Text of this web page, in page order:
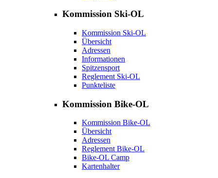
Kommission Ski-OL
Kommission Ski-OL
Übersicht
Adressen
Informationen
Spitzensport
Reglement Ski-OL
Punkteliste
Kommission Bike-OL
Kommission Bike-OL
Übersicht
Adressen
Reglement Bike-OL
Bike-OL Camp
Kartenhalter